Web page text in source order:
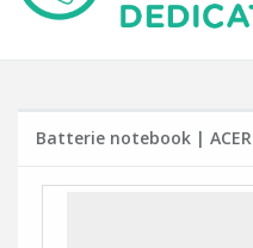
Batterie notebook | ACER